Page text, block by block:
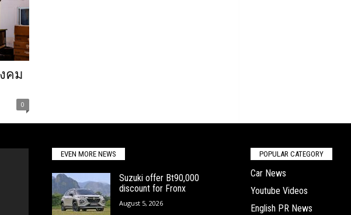
คม
0
EVEN MORE NEWS
Suzuki offer Bt90,000
discount for Fronx
August 5, 2026
POPULAR CATEGORY
Car News
Youtube Videos
English PR News